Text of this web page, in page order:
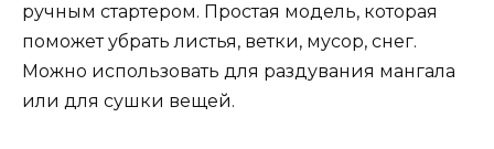
ручным стартером. Простая модель, которая
поможет убрать листья, ветки, мусор, снег.
Можно использовать для раздувания мангала
или для сушки вещей.